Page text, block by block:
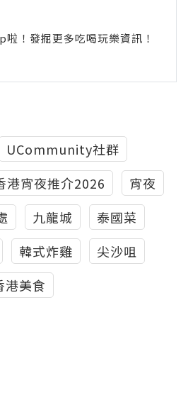
！發掘更多吃喝玩樂資訊！
UCommunity社群
港宵夜推介2026
宵夜
九龍城
泰國菜
韓式炸雞
尖沙咀
港美食